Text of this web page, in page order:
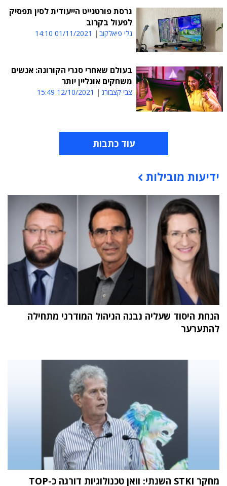
גרסת פורטנייט הייעודית לסין תפסיק
לפעול בקרוב
גלי פיאלקוב 01/11/2021 14:10
בעולם שאחרי סגרי הקורונה: אנשים
משחקים אונליין יותר
צבי קצבורג 12/10/2021 15:49
עוד כתבות
תוכן פרסומי
ידיעות מובילות
הנחת היסוד שעליה נבנה הניהול המודרני מתחילה
להתערער
מחקר STKI השנתי: וואן טכנולוגיות דורגה כ-TOP